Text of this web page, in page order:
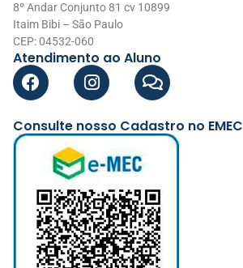
8º Andar Conjunto 81 cv 10899
Itaim Bibi – São Paulo
CEP: 04532-060
Atendimento ao Aluno
Consulte nosso Cadastro no EMEC